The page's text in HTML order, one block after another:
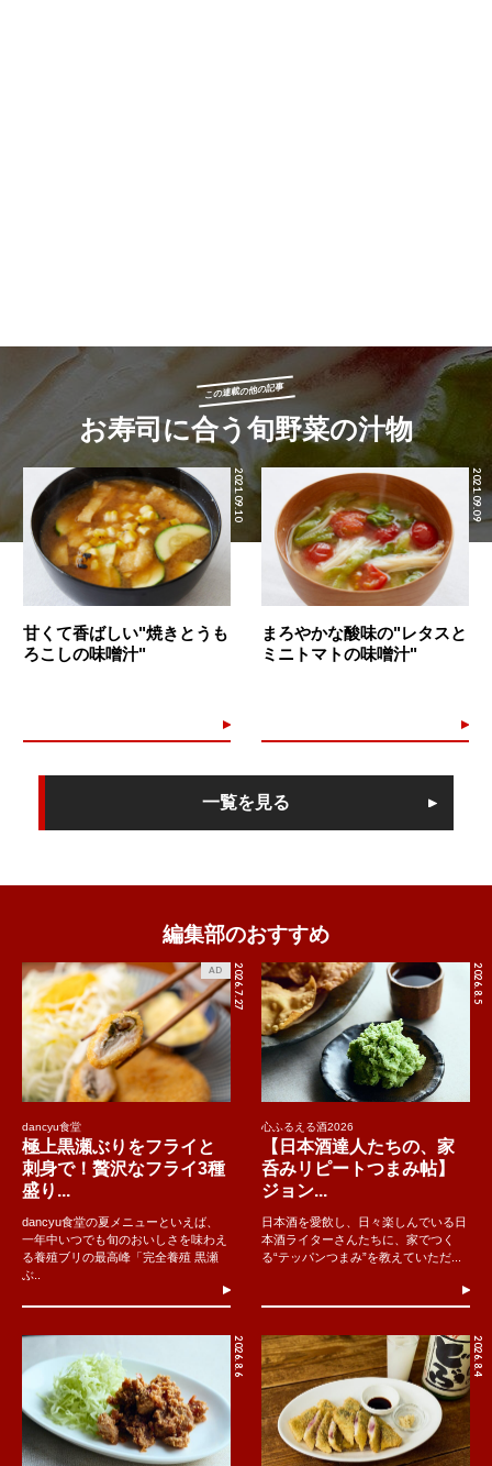
この連載の他の記事
お寿司に合う旬野菜の汁物
2021.09.10
甘くて香ばしい"焼きとうも
ろこしの味噌汁"
2021.09.09
まろやかな酸味の"レタスと
ミニトマトの味噌汁"
一覧を見る
編集部のおすすめ
2026.7.27
AD
dancyu食堂
極上黒瀬ぶりをフライと
刺身で！贅沢なフライ3種
盛り...
dancyu食堂の夏メニューといえば、
一年中いつでも旬のおいしさを味わえ
る養殖ブリの最高峰「完全養殖 黒瀬
ぶ..
2026.8.5
心ふるえる酒2026
【日本酒達人たちの、家
呑みリピートつまみ帖】
ジョン...
日本酒を愛飲し、日々楽しんでいる日
本酒ライターさんたちに、家でつく
る“テッパンつまみ”を教えていただ...
2026.8.6 2026.8.4